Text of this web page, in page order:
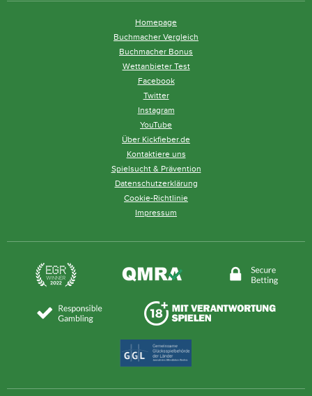
Homepage
Buchmacher Vergleich
Buchmacher Bonus
Wettanbieter Test
Facebook
Twitter
Instagram
YouTube
Über Kickfieber.de
Kontaktiere uns
Spielsucht & Prävention
Datenschutzerklärung
Cookie-Richtlinie
Impressum